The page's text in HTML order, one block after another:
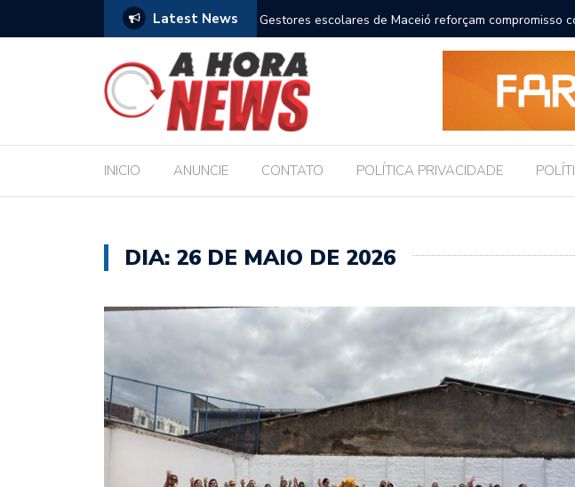
Latest News
com a Educação durante posse Bolsonaro pede ao STF para receber os filhos no Dia
INICIO ANUNCIE CONTATO POLÍTICA PRIVACIDADE
DIA: 26 DE MAIO DE 2026